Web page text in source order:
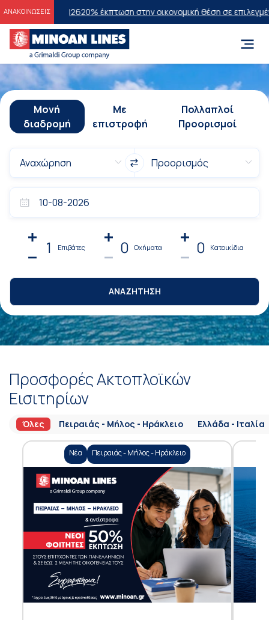
ΑΝΑΚΟΙΝΩΣΕΙΣ
202620% έκπτωση στην οικονομική θέση σε επιλεγμένα
Μονή
διαδρομή
Με
επιστροφή
Πολλαπλοί
Προορισμοί
1 Επιβάτες 0 Οχήματα 0 Κατοικίδια
ΑΝΑΖΗΤΗΣΗ
Προσφορές Ακτοπλοϊκών
Εισιτηρίων
Όλες Πειραιάς - Μήλος - Ηράκλειο Ελλάδα - Ιταλία
Νέα Πειραιάς - Μήλος - Ηράκλειο